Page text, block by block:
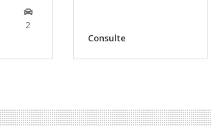
2
Consulte